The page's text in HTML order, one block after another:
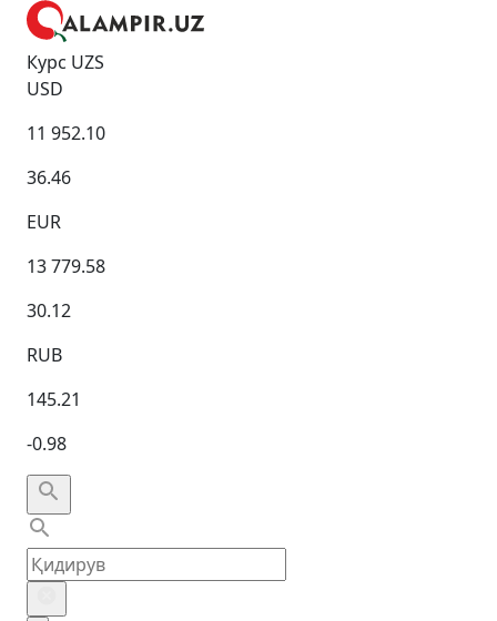
Курс UZS
USD
11 952.10
36.46
EUR
13 779.58
30.12
RUB
145.21
-0.98